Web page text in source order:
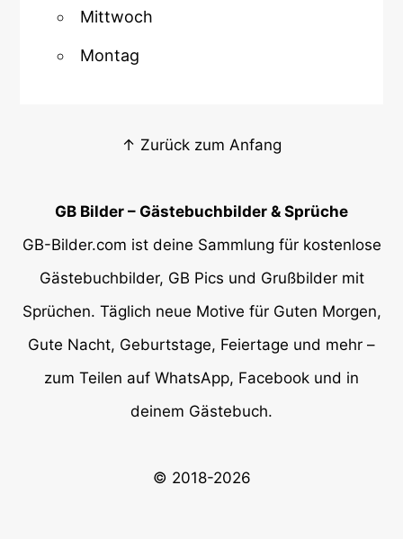
Mittwoch
Montag
↑ Zurück zum Anfang
GB Bilder – Gästebuchbilder & Sprüche
GB-Bilder.com ist deine Sammlung für kostenlose
Gästebuchbilder, GB Pics und Grußbilder mit
Sprüchen. Täglich neue Motive für Guten Morgen,
Gute Nacht, Geburtstage, Feiertage und mehr –
zum Teilen auf WhatsApp, Facebook und in
deinem Gästebuch.
© 2018-2026